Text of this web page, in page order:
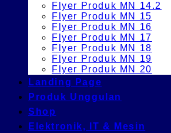
Flyer Produk MN 14.2
Flyer Produk MN 15
Flyer Produk MN 16
Flyer Produk MN 17
Flyer Produk MN 18
Flyer Produk MN 19
Flyer Produk MN 20
Landing Page
Produk Unggulan
Shop
Elektronik, IT & Mesin